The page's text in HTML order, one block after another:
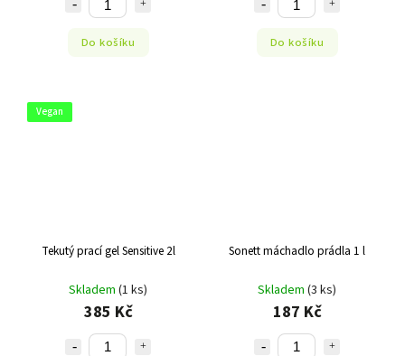
Do košíku Do košíku
Vegan
Tekutý prací gel Sensitive 2l
Skladem (1 ks)
385 Kč
Sonett máchadlo prádla 1 l
Skladem (3 ks)
187 Kč